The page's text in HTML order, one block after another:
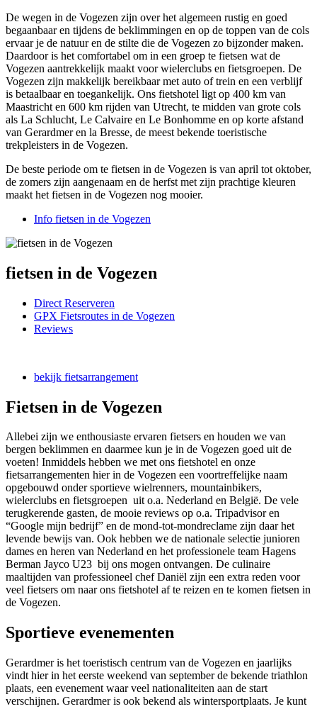
De wegen in de Vogezen zijn over het algemeen rustig en goed
begaanbaar en tijdens de beklimmingen en op de toppen van de cols
ervaar je de natuur en de stilte die de Vogezen zo bijzonder maken.
Daardoor is het comfortabel om in een groep te fietsen wat de
Vogezen aantrekkelijk maakt voor wielerclubs en fietsgroepen. De
Vogezen zijn makkelijk bereikbaar met auto of trein en een verblijf
is betaalbaar en toegankelijk. Ons fietshotel ligt op 400 km van
Maastricht en 600 km rijden van Utrecht, te midden van grote cols
als La Schlucht, Le Calvaire en Le Bonhomme en op korte afstand
van Gerardmer en la Bresse, de meest bekende toeristische
trekpleisters in de Vogezen.
De beste periode om te fietsen in de Vogezen is van april tot oktober,
de zomers zijn aangenaam en de herfst met zijn prachtige kleuren
maakt het fietsen in de Vogezen nog mooier.
Info fietsen in de Vogezen
fietsen in de Vogezen
Direct Reserveren
GPX Fietsroutes in de Vogezen
Reviews
bekijk fietsarrangement
Fietsen in de Vogezen
Allebei zijn we enthousiaste ervaren fietsers en houden we van
bergen beklimmen en daarmee kun je in de Vogezen goed uit de
voeten! Inmiddels hebben we met ons fietshotel en onze
fietsarrangementen hier in de Vogezen een voortreffelijke naam
opgebouwd onder sportieve wielrenners, mountainbikers,
wielerclubs en fietsgroepen uit o.a. Nederland en België. De vele
terugkerende gasten, de mooie reviews op o.a. Tripadvisor en
“Google mijn bedrijf” en de mond-tot-mondreclame zijn daar het
levende bewijs van. Ook hebben we de nationale selectie junioren
dames en heren van Nederland en het professionele team Hagens
Berman Jayco U23 bij ons mogen ontvangen. De culinaire
maaltijden van professioneel chef Daniël zijn een extra reden voor
veel fietsers om naar ons fietshotel af te reizen en te komen fietsen in
de Vogezen.
Sportieve evenementen
Gerardmer is het toeristisch centrum van de Vogezen en jaarlijks
vindt hier in het eerste weekend van september de bekende triathlon
plaats, een evenement waar veel nationaliteiten aan de start
verschijnen. Gerardmer is ook bekend als wintersportplaats. Je kunt